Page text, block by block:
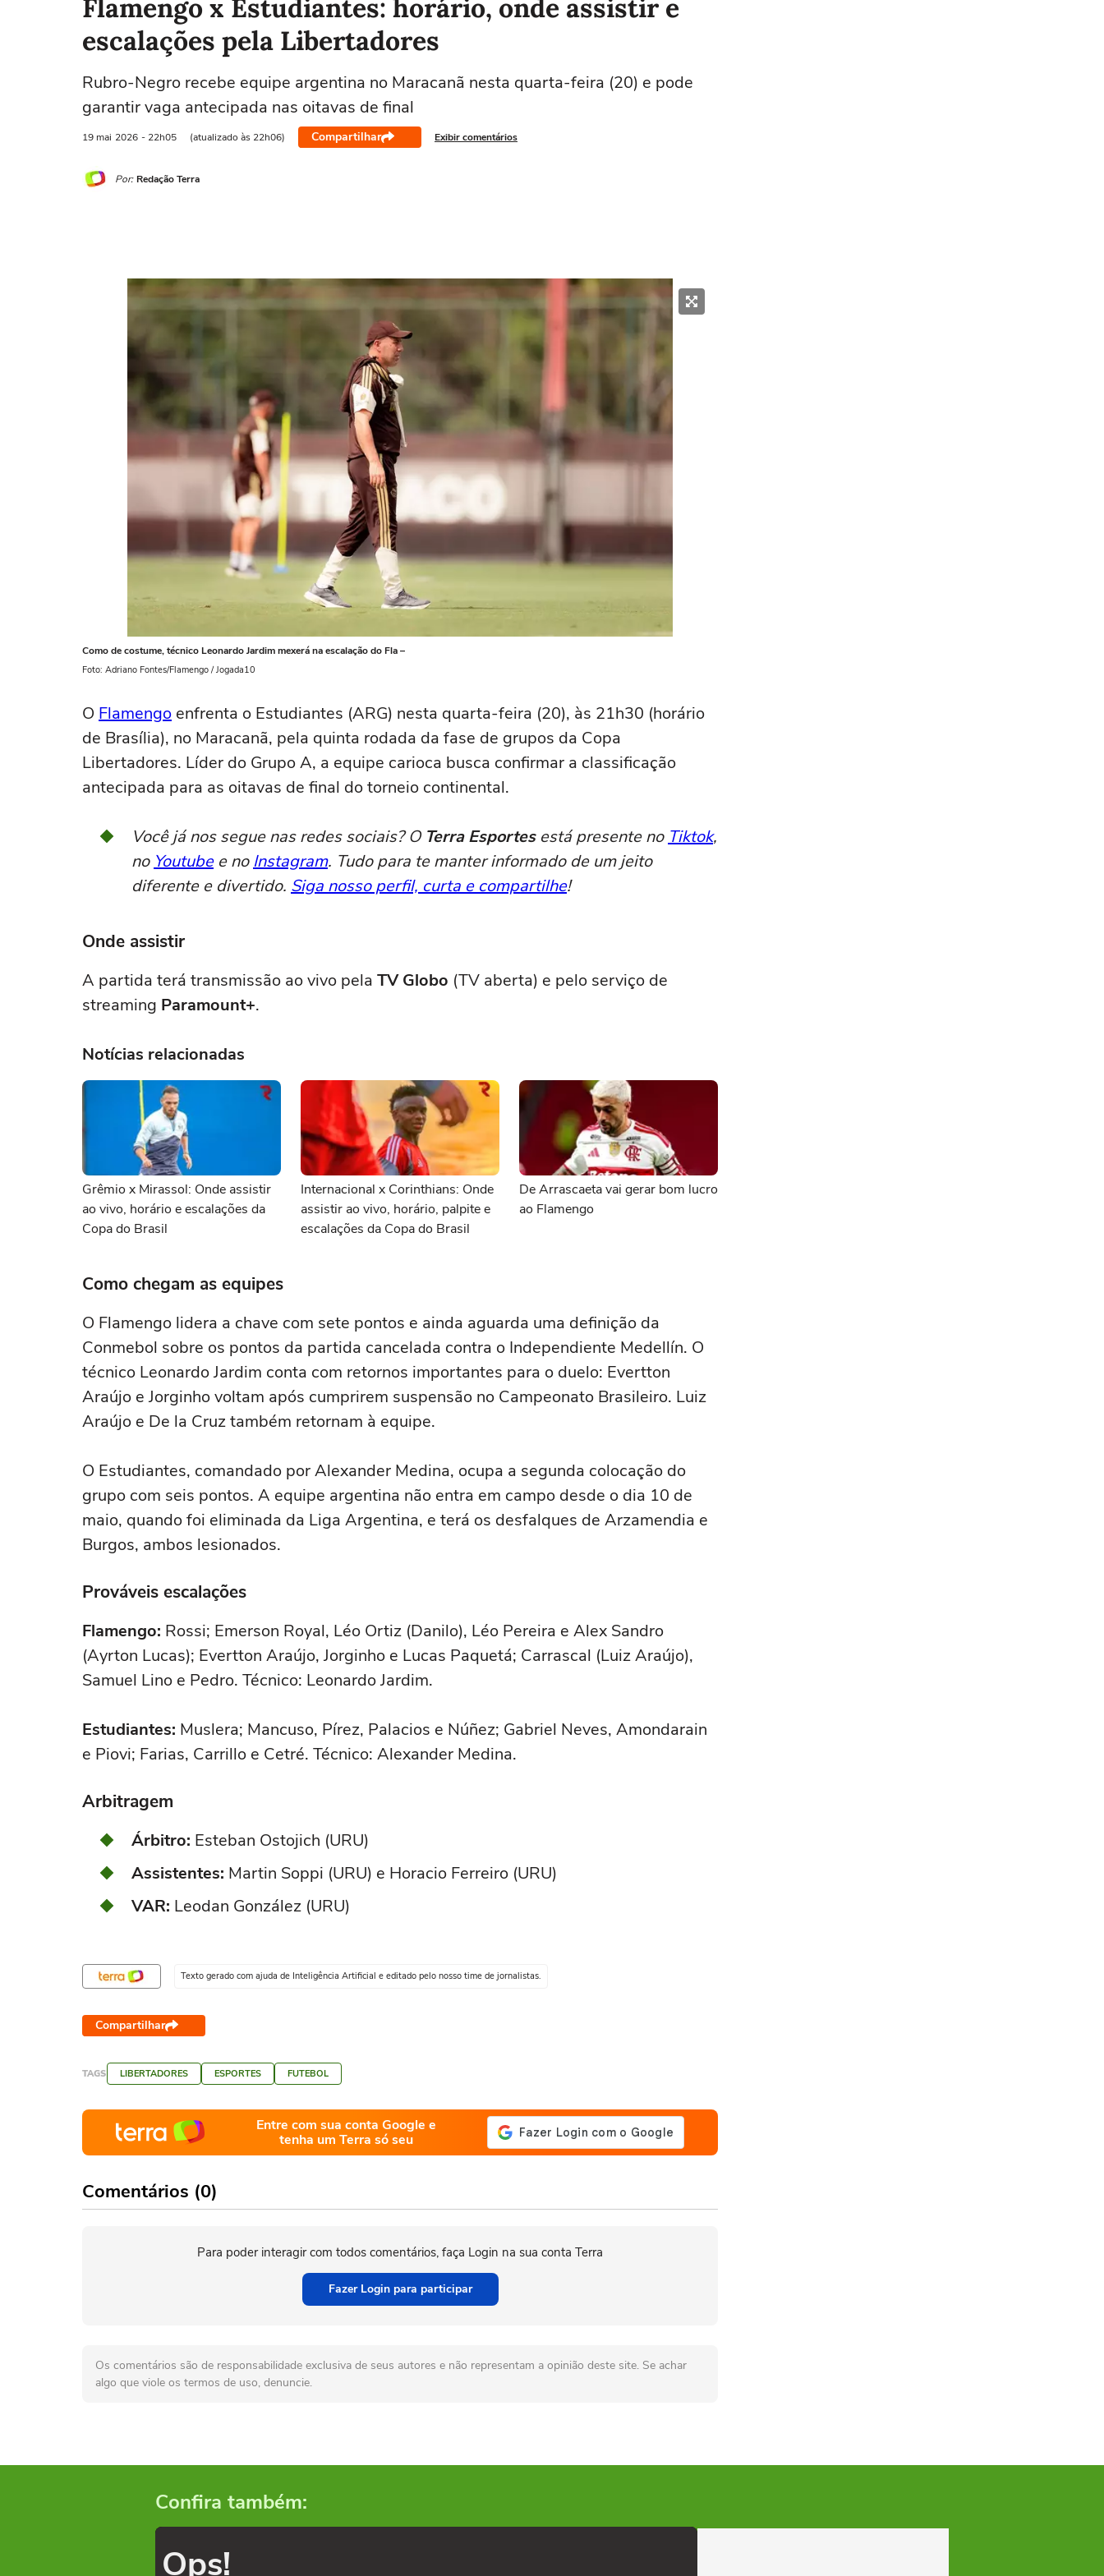
Flamengo x Estudiantes: horário, onde assistir e
escalações pela Libertadores
Rubro-Negro recebe equipe argentina no Maracanã nesta quarta-feira (20) e pode
garantir vaga antecipada nas oitavas de final
19 mai 2026 - 22h05 (atualizado às 22h06) Compartilhar Exibir comentários
Por: Redação Terra
Como de costume, técnico Leonardo Jardim mexerá na escalação do Fla –
Foto: Adriano Fontes/Flamengo / Jogada10
O Flamengo enfrenta o Estudiantes (ARG) nesta quarta-feira (20), às 21h30 (horário
de Brasília), no Maracanã, pela quinta rodada da fase de grupos da Copa
Libertadores. Líder do Grupo A, a equipe carioca busca confirmar a classificação
antecipada para as oitavas de final do torneio continental.
Você já nos segue nas redes sociais? O Terra Esportesestá presente no Tiktok,
no Youtubee noInstagram. Tudo para te manter informado de um jeito
diferente e divertido. Siga nosso perfil, curta e compartilhe!
Onde assistir
A partida terá transmissão ao vivo pela TV Globo (TV aberta) e pelo serviço de
streaming Paramount+.
Notícias relacionadas
Grêmio x Mirassol: Onde assistir
ao vivo, horário e escalações da
Copa do Brasil
Internacional x Corinthians: Onde
assistir ao vivo, horário, palpite e
escalações da Copa do Brasil
De Arrascaeta vai gerar bom lucro
ao Flamengo
Como chegam as equipes
O Flamengo lidera a chave com sete pontos e ainda aguarda uma definição da
Conmebol sobre os pontos da partida cancelada contra o Independiente Medellín. O
técnico Leonardo Jardim conta com retornos importantes para o duelo: Evertton
Araújo e Jorginho voltam após cumprirem suspensão no Campeonato Brasileiro. Luiz
Araújo e De la Cruz também retornam à equipe.
O Estudiantes, comandado por Alexander Medina, ocupa a segunda colocação do
grupo com seis pontos. A equipe argentina não entra em campo desde o dia 10 de
maio, quando foi eliminada da Liga Argentina, e terá os desfalques de Arzamendia e
Burgos, ambos lesionados.
Prováveis escalações
Flamengo: Rossi; Emerson Royal, Léo Ortiz (Danilo), Léo Pereira e Alex Sandro
(Ayrton Lucas); Evertton Araújo, Jorginho e Lucas Paquetá; Carrascal (Luiz Araújo),
Samuel Lino e Pedro. Técnico: Leonardo Jardim.
Estudiantes: Muslera; Mancuso, Pírez, Palacios e Núñez; Gabriel Neves, Amondarain
e Piovi; Farias, Carrillo e Cetré. Técnico: Alexander Medina.
Arbitragem
Árbitro: Esteban Ostojich (URU)
Assistentes: Martin Soppi (URU) e Horacio Ferreiro (URU)
VAR: Leodan González (URU)
Texto gerado com ajuda de Inteligência Artificial e editado pelo nosso time de jornalistas.
Compartilhar
TAGS LIBERTADORES ESPORTES FUTEBOL
Entre com sua conta Google e
tenha um Terra só seu
Comentários (0)
Para poder interagir com todos comentários, faça Login na sua conta Terra
Fazer Login para participar
Os comentários são de responsabilidade exclusiva de seus autores e não representam a opinião deste site. Se achar
algo que viole os termos de uso, denuncie.
Confira também:
Ops!